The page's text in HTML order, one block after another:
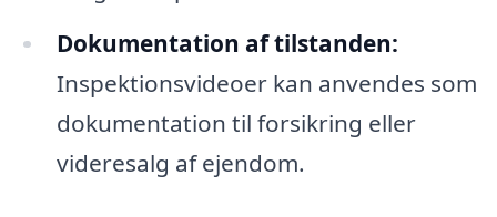
Dokumentation af tilstanden:
Inspektionsvideoer kan anvendes som
dokumentation til forsikring eller
videresalg af ejendom.